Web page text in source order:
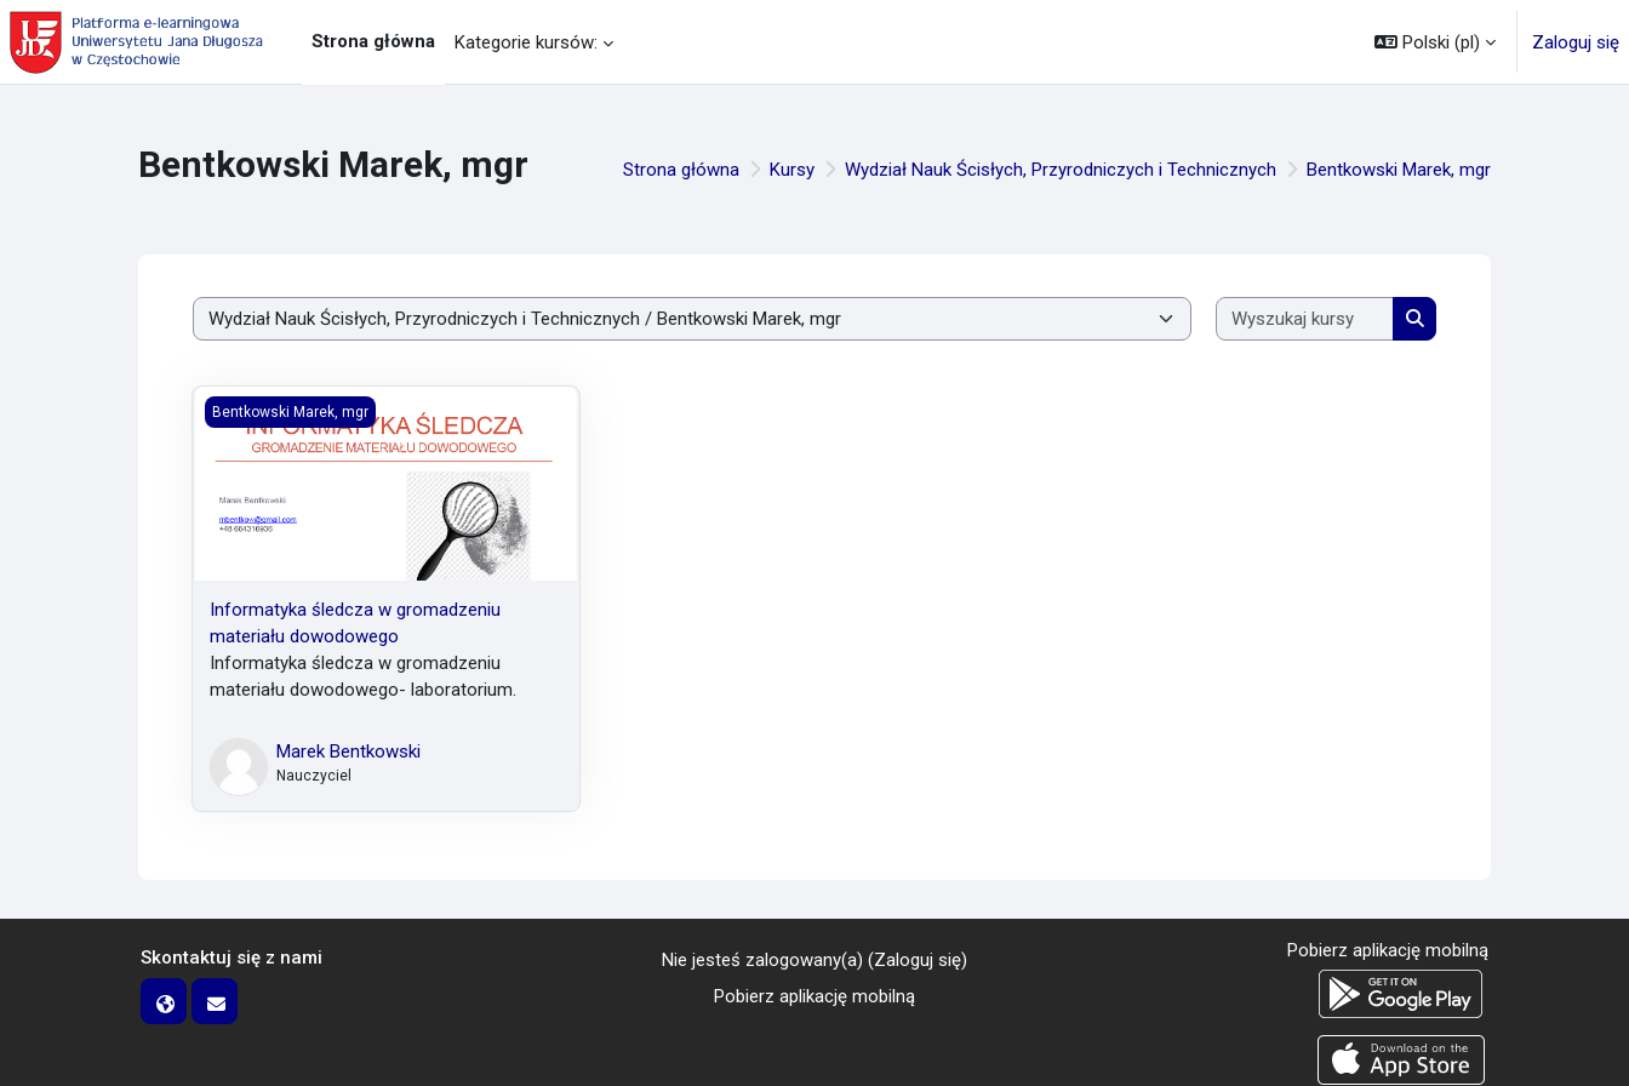
Przejdź do głównej zawartości
Strona główna
Kategorie kursów: Polski ‎(pl)‎ Zaloguj się
Bentkowski Marek, mgr Strona główna Kursy Wydział Nauk Ścisłych, Przyrodniczych i Technicznych Bentkowski Marek, mgr
Kategorie kursów
Wyszukaj kursy
Wyszukaj kursy
Informatyka śledcza w gromadzeniu materiału dowodowego
Bentkowski Marek, mgr
Informatyka śledcza w gromadzeniu
materiału dowodowego
Informatyka śledcza w gromadzeniu
materiału dowodowego- laboratorium.
Marek Bentkowski
Nauczyciel
Skontaktuj się z nami Nie jesteś zalogowany(a) (Zaloguj się)
Pobierz aplikację mobilną
Pobierz aplikację mobilną